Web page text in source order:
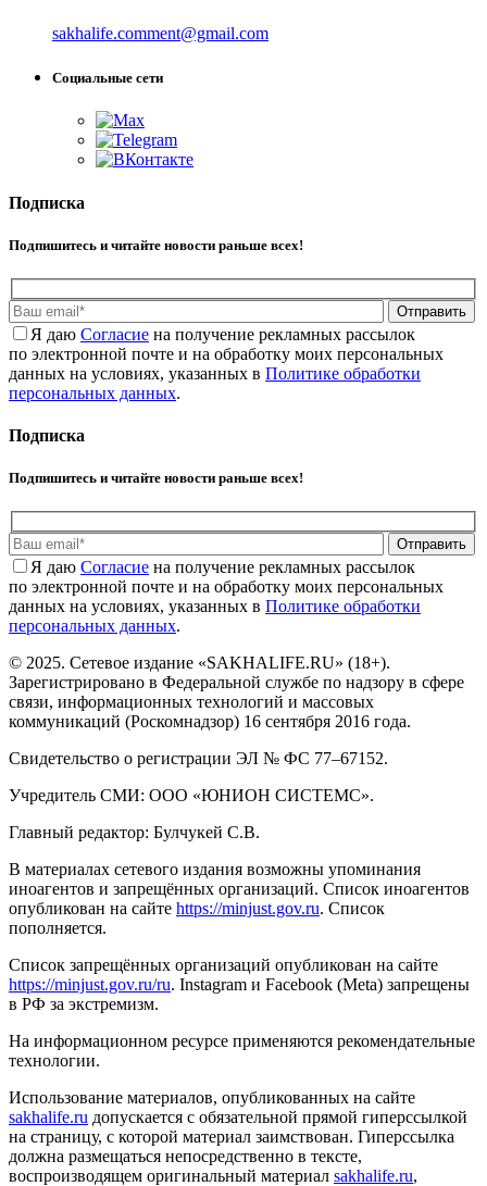
sakhalife.comment@gmail.com
Социальные сети
Подписка
Подпишитесь и читайте новости раньше всех!
Отправить
Я даю Cогласие на получение рекламных рассылок
по электронной почте и на обработку моих персональных
данных на условиях, указанных в Политике обработки
персональных данных.
Подписка
Подпишитесь и читайте новости раньше всех!
Отправить
Я даю Cогласие на получение рекламных рассылок
по электронной почте и на обработку моих персональных
данных на условиях, указанных в Политике обработки
персональных данных.
© 2025. Сетевое издание «SAKHALIFE.RU» (18+).
Зарегистрировано в Федеральной службе по надзору в сфере
связи, информационных технологий и массовых
коммуникаций (Роскомнадзор) 16 сентября 2016 года.
Свидетельство о регистрации ЭЛ № ФС 77–67152.
Учредитель СМИ: ООО «ЮНИОН СИСТЕМС».
Главный редактор: Булчукей С.В.
В материалах сетевого издания возможны упоминания
иноагентов и запрещённых организаций. Список иноагентов
опубликован на сайте https://minjust.gov.ru. Список
пополняется.
Список запрещённых организаций опубликован на сайте
https://minjust.gov.ru/ru. Instagram и Facebook (Metа) запрещены
в РФ за экстремизм.
На информационном ресурсе применяются рекомендательные
технологии.
Использование материалов, опубликованных на сайте
sakhalife.ru допускается с обязательной прямой гиперссылкой
на страницу, с которой материал заимствован. Гиперссылка
должна размещаться непосредственно в тексте,
воспроизводящем оригинальный материал sakhalife.ru,